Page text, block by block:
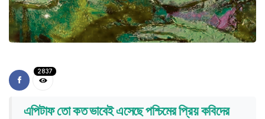
2837
এপিটাফ তো কত ভাবেই এসেছে পশ্চিমের প্রিয় কবিদের